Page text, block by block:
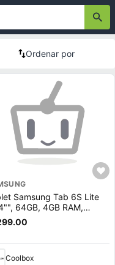
Ordenar por
Samsung Tab 6S Lite
64GB, 4GB RAM,
principal 8MP y frontal
Octa-Core, 7040 mAh,
Coolbox